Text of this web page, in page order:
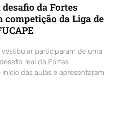
da Fortes
competição da Liga de
participaram de uma
real da Fortes
das aulas e apresentaram